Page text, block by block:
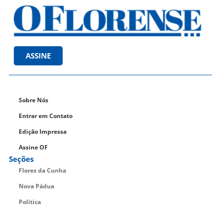
ASSINE
Sobre Nós
Entrar em Contato
Edição Impressa
Assine OF
Seções
Flores da Cunha
Nova Pádua
Política